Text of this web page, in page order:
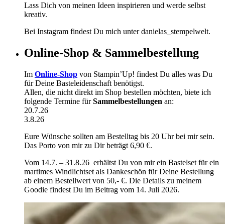
Lass Dich von meinen Ideen inspirieren und werde selbst
kreativ.
Bei Instagram findest Du mich unter danielas_stempelwelt.
Online-Shop & Sammelbestellung
Im Online-Shop von Stampin’Up! findest Du alles was Du
für Deine Basteleidenschaft benötigst.
Allen, die nicht direkt im Shop bestellen möchten, biete ich
folgende Termine fürSammelbestellungen an:
20.7.26
3.8.26
Eure Wünsche sollten am Bestelltag bis 20 Uhr bei mir sein.
Das Porto von mir zu Dir beträgt 6,90 €.
Vom 14.7. – 31.8.26 erhältst Du von mir ein Bastelset für ein
martimes Windlichtset als Dankeschön für Deine Bestellung
ab einem Bestellwert von 50,- €. Die Details zu meinem
Goodie findest Du im Beitrag vom 14. Juli 2026.